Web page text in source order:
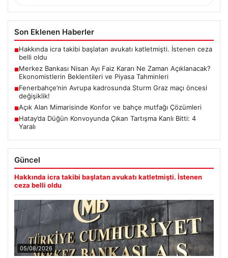
Son Eklenen Haberler
■Hakkında icra takibi başlatan avukatı katletmişti. İstenen ceza
belli oldu
■Merkez Bankası Nisan Ayı Faiz Kararı Ne Zaman Açıklanacak?
Ekonomistlerin Beklentileri ve Piyasa Tahminleri
■Fenerbahçe’nin Avrupa kadrosunda Sturm Graz maçı öncesi
değişiklik!
■Açık Alan Mimarisinde Konfor ve bahçe mutfağı Çözümleri
■Hatay’da Düğün Konvoyunda Çıkan Tartışma Kanlı Bitti: 4
Yaralı
Güncel
Hakkında icra takibi başlatan avukatı katletmişti. İstenen
ceza belli oldu
05/08/2026